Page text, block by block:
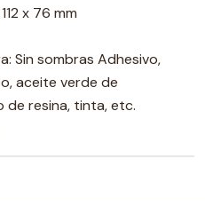
x 76 mm
Sin sombras Adhesivo,
aceite verde de
de resina, tinta, etc.